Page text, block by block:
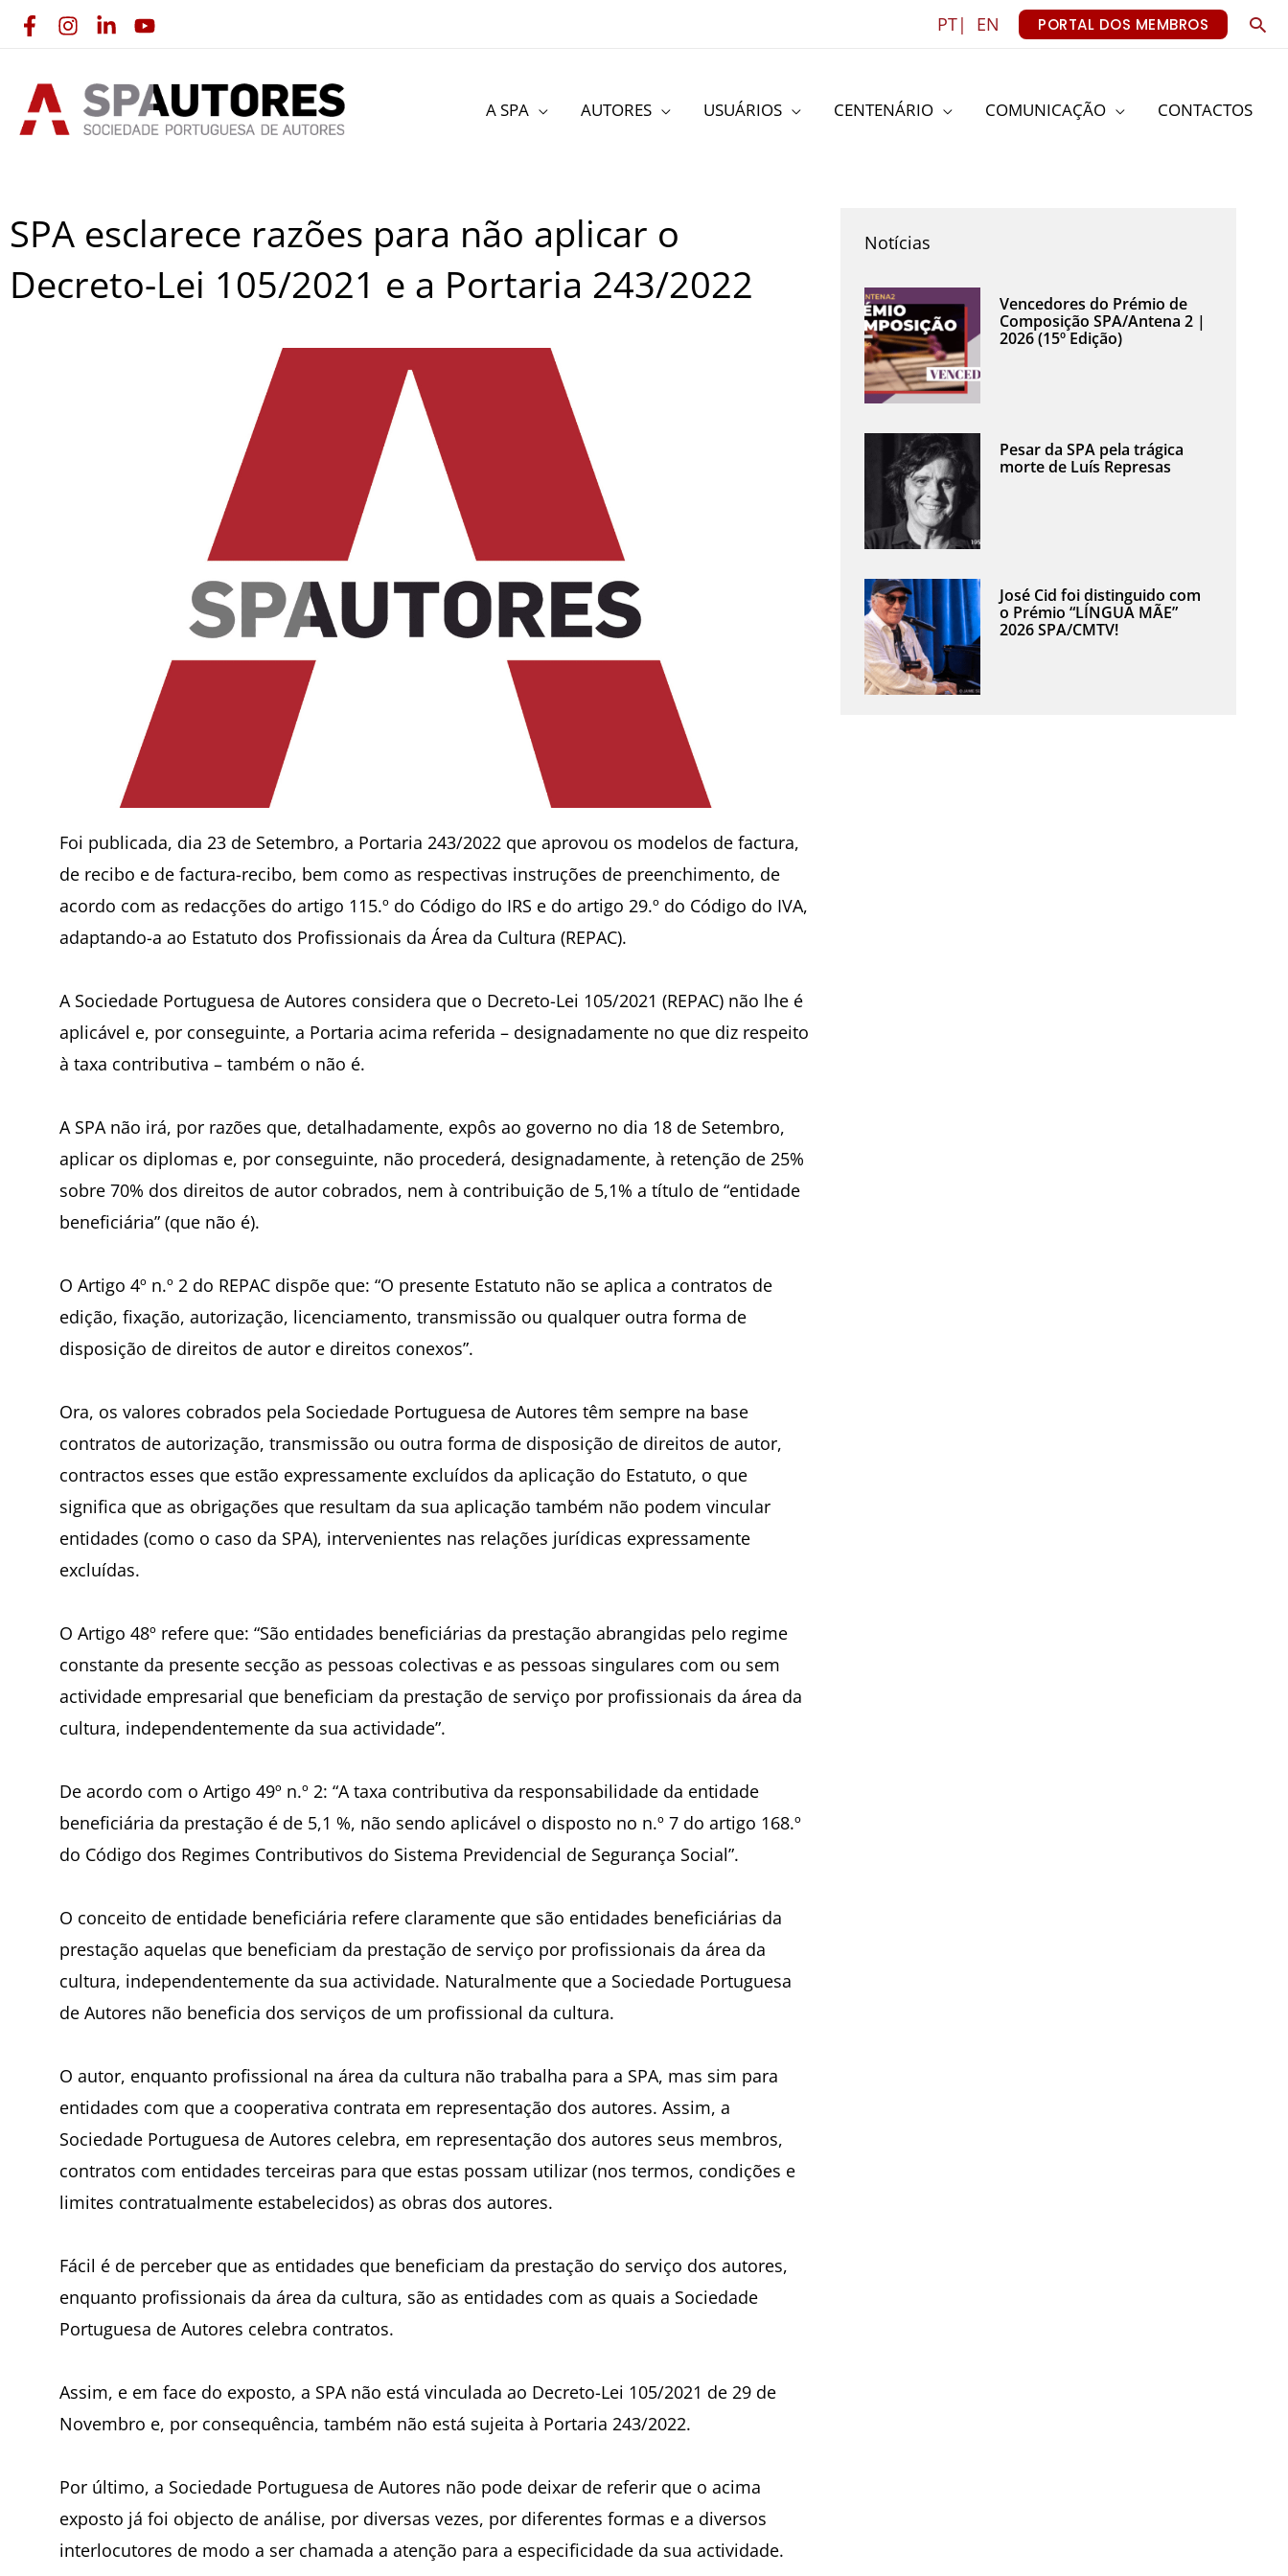
Skip
content
PT| EN PORTAL DOS MEMBROS
A SPA AUTORES USUÁRIOS CENTENÁRIO COMUNICAÇÃO CONTACTOS
SPA esclarece razões para não aplicar o
Decreto-Lei 105/2021 e a Portaria 243/2022
Foi publicada, dia 23 de Setembro, a Portaria 243/2022 que aprovou os modelos de factura,
de recibo e de factura-recibo, bem como as respectivas instruções de preenchimento, de
acordo com as redacções do artigo 115.º do Código do IRS e do artigo 29.º do Código do IVA,
adaptando-a ao Estatuto dos Profissionais da Área da Cultura (REPAC).
A Sociedade Portuguesa de Autores considera que o Decreto-Lei 105/2021 (REPAC) não lhe é
aplicável e, por conseguinte, a Portaria acima referida – designadamente no que diz respeito
à taxa contributiva – também o não é.
A SPA não irá, por razões que, detalhadamente, expôs ao governo no dia 18 de Setembro,
aplicar os diplomas e, por conseguinte, não procederá, designadamente, à retenção de 25%
sobre 70% dos direitos de autor cobrados, nem à contribuição de 5,1% a título de “entidade
beneficiária” (que não é).
O Artigo 4º n.º 2 do REPAC dispõe que: “O presente Estatuto não se aplica a contratos de
edição, fixação, autorização, licenciamento, transmissão ou qualquer outra forma de
disposição de direitos de autor e direitos conexos”.
Ora, os valores cobrados pela Sociedade Portuguesa de Autores têm sempre na base
contratos de autorização, transmissão ou outra forma de disposição de direitos de autor,
contractos esses que estão expressamente excluídos da aplicação do Estatuto, o que
significa que as obrigações que resultam da sua aplicação também não podem vincular
entidades (como o caso da SPA), intervenientes nas relações jurídicas expressamente
excluídas.
O Artigo 48º refere que: “São entidades beneficiárias da prestação abrangidas pelo regime
constante da presente secção as pessoas colectivas e as pessoas singulares com ou sem
actividade empresarial que beneficiam da prestação de serviço por profissionais da área da
cultura, independentemente da sua actividade”.
De acordo com o Artigo 49º n.º 2: “A taxa contributiva da responsabilidade da entidade
beneficiária da prestação é de 5,1 %, não sendo aplicável o disposto no n.º 7 do artigo 168.º
do Código dos Regimes Contributivos do Sistema Previdencial de Segurança Social”.
O conceito de entidade beneficiária refere claramente que são entidades beneficiárias da
prestação aquelas que beneficiam da prestação de serviço por profissionais da área da
cultura, independentemente da sua actividade. Naturalmente que a Sociedade Portuguesa
de Autores não beneficia dos serviços de um profissional da cultura.
O autor, enquanto profissional na área da cultura não trabalha para a SPA, mas sim para
entidades com que a cooperativa contrata em representação dos autores. Assim, a
Sociedade Portuguesa de Autores celebra, em representação dos autores seus membros,
contratos com entidades terceiras para que estas possam utilizar (nos termos, condições e
limites contratualmente estabelecidos) as obras dos autores.
Fácil é de perceber que as entidades que beneficiam da prestação do serviço dos autores,
enquanto profissionais da área da cultura, são as entidades com as quais a Sociedade
Portuguesa de Autores celebra contratos.
Assim, e em face do exposto, a SPA não está vinculada ao Decreto-Lei 105/2021 de 29 de
Novembro e, por consequência, também não está sujeita à Portaria 243/2022.
Por último, a Sociedade Portuguesa de Autores não pode deixar de referir que o acima
exposto já foi objecto de análise, por diversas vezes, por diferentes formas e a diversos
interlocutores de modo a ser chamada a atenção para a especificidade da sua actividade.
Notícias
Vencedores do Prémio de
Composição SPA/Antena 2 |
2026 (15º Edição)
Pesar da SPA pela trágica
morte de Luís Represas
José Cid foi distinguido com
o Prémio “LÍNGUA MÃE”
2026 SPA/CMTV!